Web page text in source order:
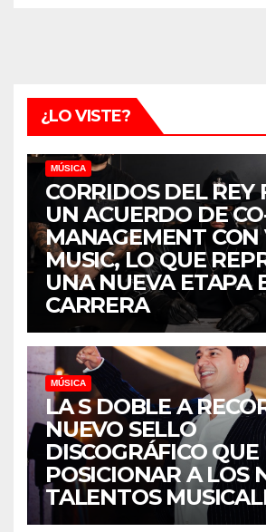
¿LO VISTE?
MÚSICA
CORRIDOS DEL REY
UN ACUERDO DE
MANAGEMENT CON
MUSIC, LO QUE
UNA NUEVA ETAPA
CARRERA
MÚSICA
LA S DOBLE A
NUEVO SELLO
DISCOGRÁFICO QUE
POSICIONAR A LOS
TALENTOS